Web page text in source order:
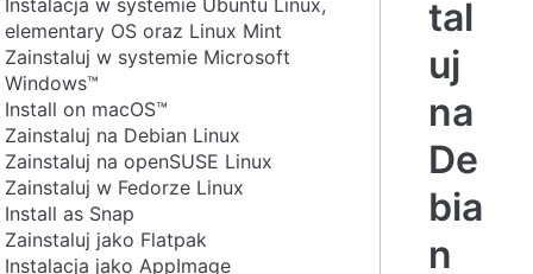
elementary OS oraz Linux Mint
Zainstaluj w systemie Microsoft
Windows™
Install on macOS™
Zainstaluj na Debian Linux
Zainstaluj na openSUSE Linux
Zainstaluj w Fedorze Linux
Install as Snap
Zainstaluj jako Flatpak
Instalacja jako AppImage
tal
uj
na
De
bia
n